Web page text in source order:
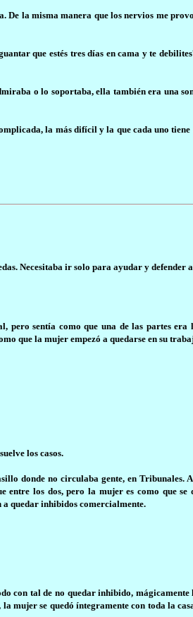
la misma manera que los nervios me
que estés tres días en cama y te
o lo soportaba, ella también era una
la más difícil y la que cada uno
Necesitaba ir solo para ayudar y
pero sentía como que una de las partes
que la mujer empezó a quedarse en su
los casos.
donde no circulaba gente, en
entre los dos, pero la mujer es como
a quedar inhibidos comercialmente.
con tal de no quedar inhibido,
se quedó íntegramente con toda la